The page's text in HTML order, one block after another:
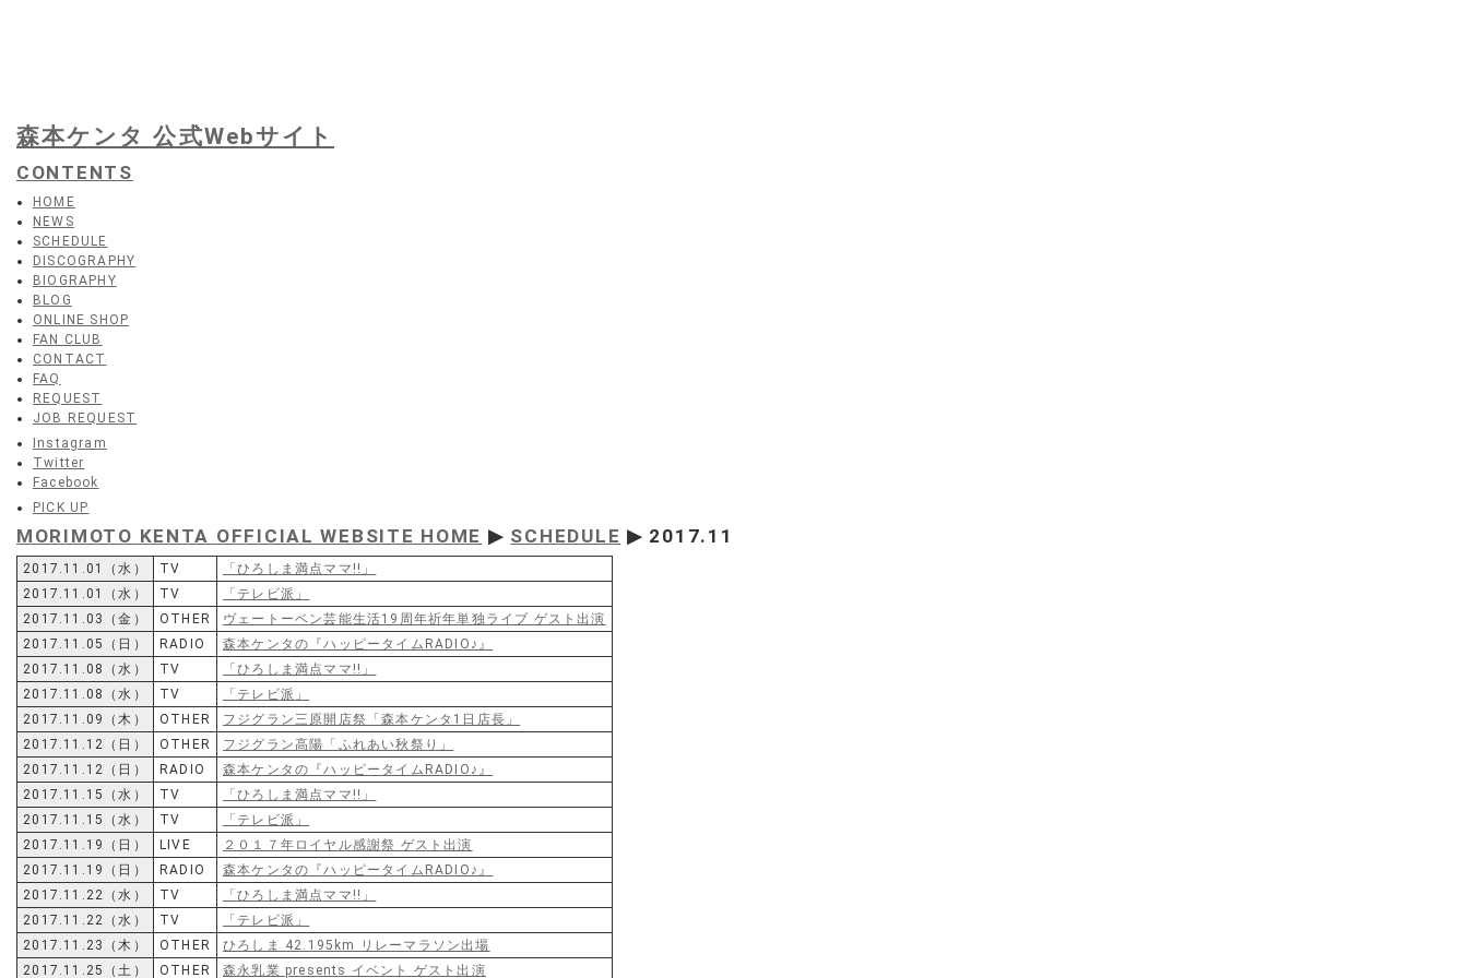
森本ケンタ 公式Webサイト
CONTENTS
HOME
NEWS
SCHEDULE
DISCOGRAPHY
BIOGRAPHY
BLOG
ONLINE SHOP
FAN CLUB
CONTACT
FAQ
REQUEST
JOB REQUEST
Instagram
Twitter
Facebook
PICK UP
MORIMOTO KENTA OFFICIAL WEBSITE HOME ▶ SCHEDULE ▶ 2017.11
2017.11.01（水） TV
「ひろしま満点ママ!!」
2017.11.01（水）
TV
「テレビ派」
2017.11.03（金）
OTHER
ヴェートーベン芸能生活19周年祈年単独ライブ ゲスト出演
2017.11.05（日）
RADIO
森本ケンタの『ハッピータイムRADIO♪』
2017.11.08（水）
TV
「ひろしま満点ママ!!」
2017.11.08（水）
TV
「テレビ派」
2017.11.09（木）
OTHER
フジグラン三原開店祭「森本ケンタ1日店長」
2017.11.12（日）
OTHER
フジグラン高陽「ふれあい秋祭り」
2017.11.12（日）
RADIO
森本ケンタの『ハッピータイムRADIO♪』
2017.11.15（水）
TV
「ひろしま満点ママ!!」
2017.11.15（水）
TV
「テレビ派」
2017.11.19（日）
LIVE
２０１７年ロイヤル感謝祭 ゲスト出演
2017.11.19（日）
RADIO
森本ケンタの『ハッピータイムRADIO♪』
2017.11.22（水）
TV
「ひろしま満点ママ!!」
2017.11.22（水）
TV
「テレビ派」
2017.11.23（木）
OTHER
ひろしま 42.195km リレーマラソン出場
2017.11.25（土）
OTHER 森永乳業 presents イベント ゲスト出演